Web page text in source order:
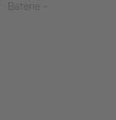
Baterie -